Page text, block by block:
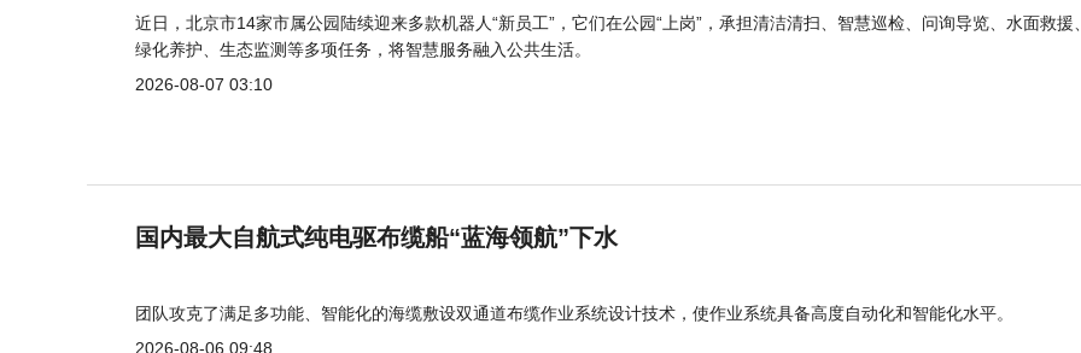
近日，北京市14家市属公园陆续迎来多款机器人“新员工”，它们在公园“上岗”，承担清洁清扫、智慧巡检、问询导览、水面救援
绿化养护、生态监测等多项任务，将智慧服务融入公共生活。
2026-08-07 03:10
国内最大自航式纯电驱布缆船“蓝海领航”下水
团队攻克了满足多功能、智能化的海缆敷设双通道布缆作业系统设计技术，使作业系统具备高度自动化和智能化水平。
2026-08-06 09:48